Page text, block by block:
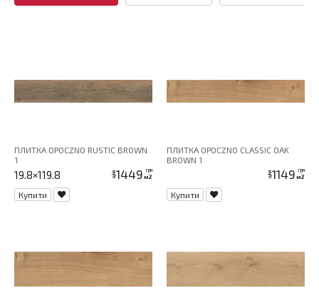
ПЛИТКА OPOCZNO RUSTIC BROWN
1
19.8×119.8 ціна1449 грн
м2
Купити
ПЛИТКА OPOCZNO CLASSIC OAK
BROWN 1
ціна1149 грн
м2
Купити